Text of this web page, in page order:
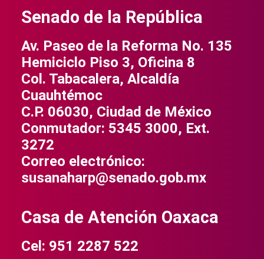
Senado de la República
Av. Paseo de la Reforma No. 135
Hemiciclo Piso 3, Oficina 8
Col. Tabacalera, Alcaldía
Cuauhtémoc
C.P. 06030, Ciudad de México
Conmutador: 5345 3000, Ext.
3272
Correo electrónico:
susanaharp@senado.gob.mx
Casa de Atención Oaxaca
Cel: 951 2287 522